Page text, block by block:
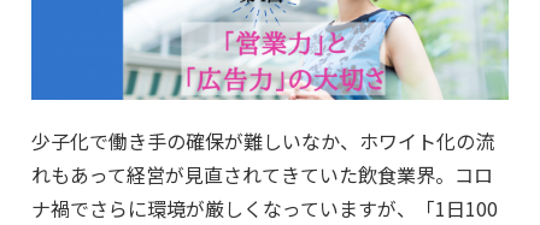
少子化で働き手の確保が難しいなか、ホワイト化の流
れもあって経営が見直されてきていた飲食業界。コロ
ナ禍でさらに環境が厳しくなっていますが、「1日100